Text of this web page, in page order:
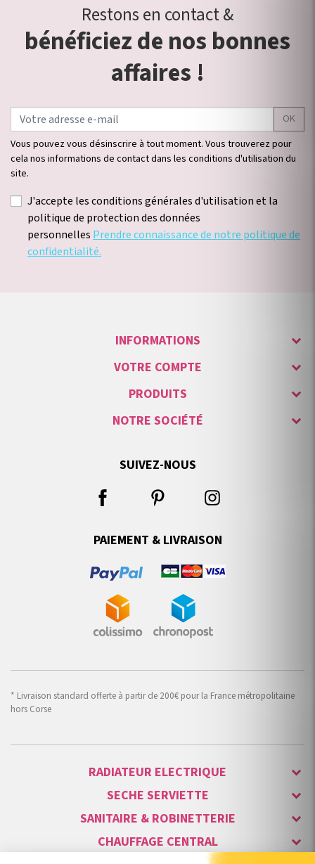
Restons en contact &
bénéficiez de nos bonnes
affaires !
OK
Vous pouvez vous désinscrire à tout moment. Vous trouverez pour
cela nos informations de contact dans les conditions d'utilisation du
site.
J'accepte les conditions générales d'utilisation et la
politique de protection des données
personnelles Prendre connaissance de notre politique de
confidentialité.
INFORMATIONS
VOTRE COMPTE
PRODUITS
NOTRE SOCIÉTÉ
SUIVEZ-NOUS
PAIEMENT & LIVRAISON
* Livraison standard offerte à partir de 200€ pour la France métropolitaine
hors Corse
RADIATEUR ELECTRIQUE
SECHE SERVIETTE
SANITAIRE & ROBINETTERIE
CHAUFFAGE CENTRAL